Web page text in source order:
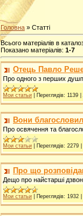
Головна » Статті
Всього матеріалів в
Показано матеріалів: 1-7
Отець Павло
Про одного з перших
Мои статьи Переглядів: 1139
Вони
Про освячення та
Мои статьи Переглядів: 2279
Про що
Дещо про найстарші
Мои статьи Переглядів: 1932